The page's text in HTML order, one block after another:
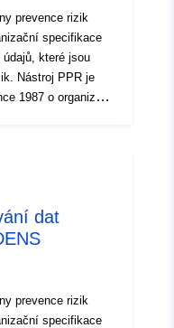
prevence rizik
specifikace
které jsou
Nástroj PPR je
1987 o organizaci
dat
prevence rizik
specifikace